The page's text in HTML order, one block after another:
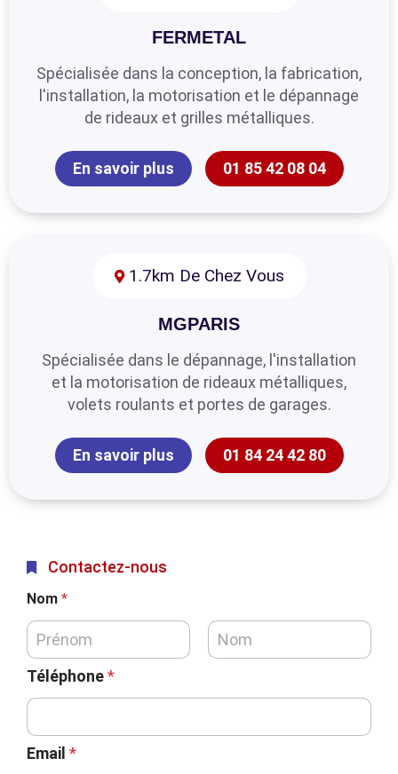
FERMETAL
Spécialisée dans la conception, la fabrication,
l'installation, la motorisation et le dépannage
de rideaux et grilles métalliques.
En savoir plus 01 85 42 08 04
1.7km De Chez Vous
MGPARIS
Spécialisée dans le dépannage, l'installation
et la motorisation de rideaux métalliques,
volets roulants et portes de garages.
En savoir plus 01 84 24 42 80
Contactez-nous
Nom *
Téléphone*
Email *